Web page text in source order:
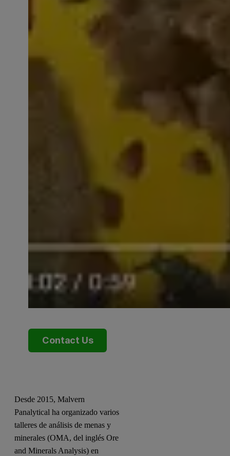
Contact Us
Desde 2015, Malvern
Panalytical ha organizado varios
talleres de análisis de menas y
minerales (OMA, del inglés Ore
and Minerals Analysis) en